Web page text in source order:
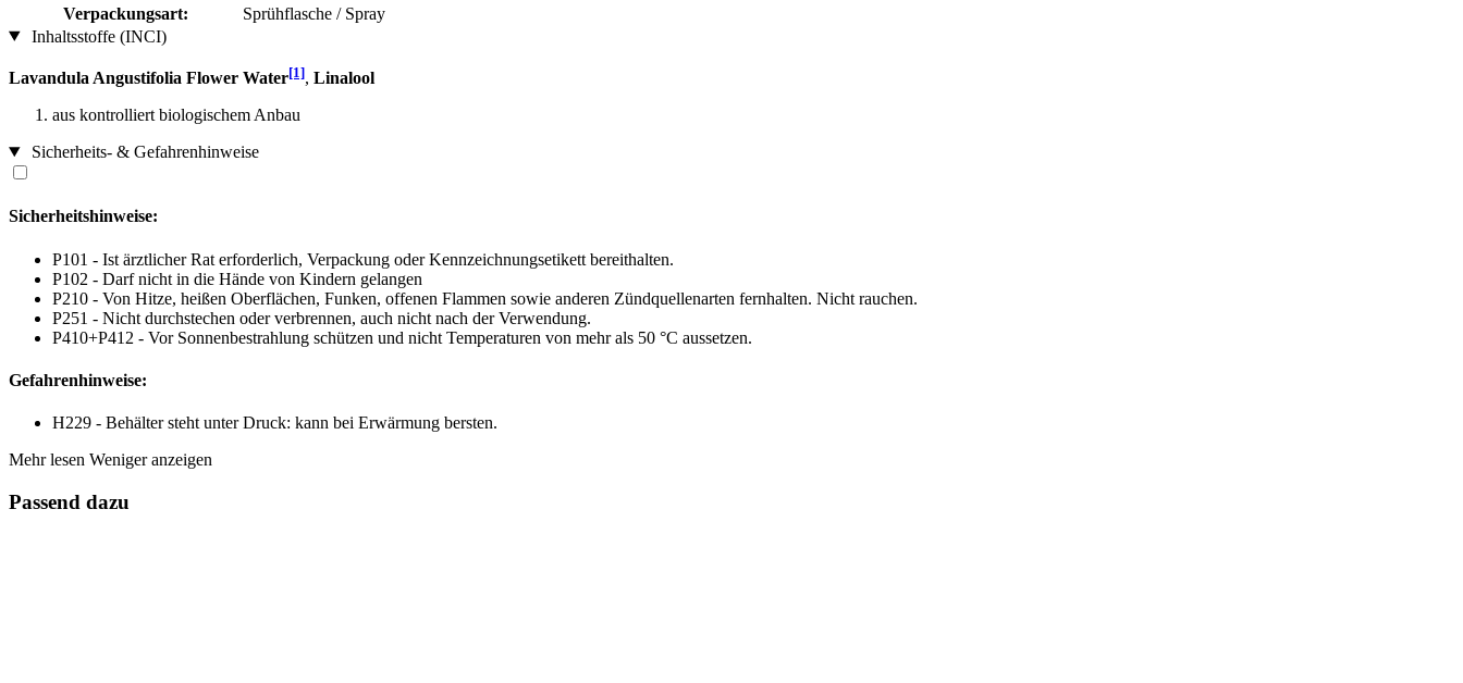
Verpackungsart:
Sprühflasche / Spray
Inhaltsstoffe (INCI)
Lavandula Angustifolia Flower Water[1], Linalool
aus kontrolliert biologischem Anbau
Sicherheits- & Gefahrenhinweise
Sicherheitshinweise:
P101 - Ist ärztlicher Rat erforderlich, Verpackung oder Kennzeichnungsetikett bereithalten.
P102 - Darf nicht in die Hände von Kindern gelangen
P210 - Von Hitze, heißen Oberflächen, Funken, offenen Flammen sowie anderen Zündquellenarten fernhalten. Nicht rauchen.
P251 - Nicht durchstechen oder verbrennen, auch nicht nach der Verwendung.
P410+P412 - Vor Sonnenbestrahlung schützen und nicht Temperaturen von mehr als 50 °C aussetzen.
Gefahrenhinweise:
H229 - Behälter steht unter Druck: kann bei Erwärmung bersten.
Mehr lesen Weniger anzeigen
Passend dazu